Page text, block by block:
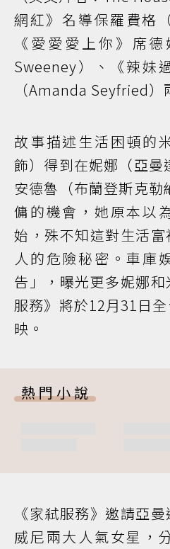
網紅》名導保羅費格
《愛愛愛上你》席
Sweeney）、《辣妹
（Amanda Seyfried）
故事描述生活困頓的
飾）得到在妮娜（亞曼
安德魯（布蘭登斯克
傭的機會，她原本以
始，殊不知這對生活
人的危險秘密。車庫
告」，曝光更多妮娜
服務》將於12月31日
映。
熱門小說
《家弒服務》邀請亞
威尼兩大人氣女星，